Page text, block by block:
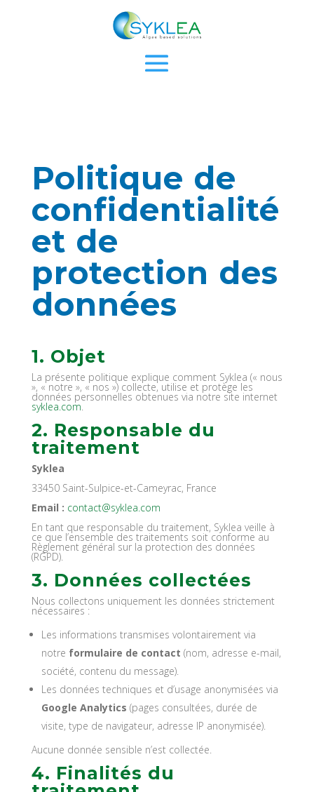
Politique de
confidentialité
et de
protection des
données
1. Objet
La présente politique explique comment Syklea (« nous
», « notre », « nos ») collecte, utilise et protège les
données personnelles obtenues via notre site internet
syklea.com.
2. Responsable du
traitement
Syklea
33450 Saint-Sulpice-et-Cameyrac, France
Email : contact@syklea.com
En tant que responsable du traitement, Syklea veille à
ce que l’ensemble des traitements soit conforme au
Règlement général sur la protection des données
(RGPD).
3. Données collectées
Nous collectons uniquement les données strictement
nécessaires :
Les informations transmises volontairement via
notre formulaire de contact (nom, adresse e-mail,
société, contenu du message).
Les données techniques et d’usage anonymisées via
Google Analytics (pages consultées, durée de
visite, type de navigateur, adresse IP anonymisée).
Aucune donnée sensible n’est collectée.
4. Finalités du